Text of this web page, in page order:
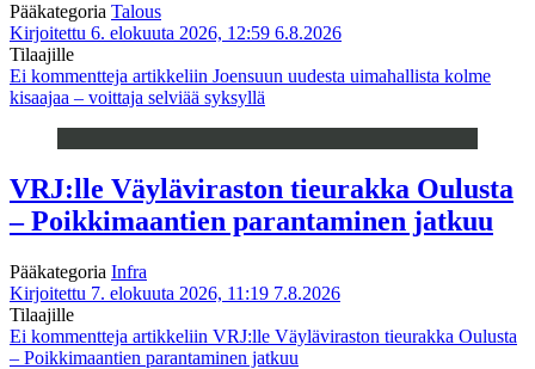
Pääkategoria Talous
Kirjoitettu 6. elokuuta 2026, 12:59 6.8.2026
Tilaajille
Ei kommentteja artikkeliin Joensuun uudesta uimahallista kolme
kisaajaa – voittaja selviää syksyllä
VRJ:lle Väyläviraston tieurakka Oulusta
– Poikkimaantien parantaminen jatkuu
Pääkategoria Infra
Kirjoitettu 7. elokuuta 2026, 11:19 7.8.2026
Tilaajille
Ei kommentteja artikkeliin VRJ:lle Väyläviraston tieurakka Oulusta
– Poikkimaantien parantaminen jatkuu